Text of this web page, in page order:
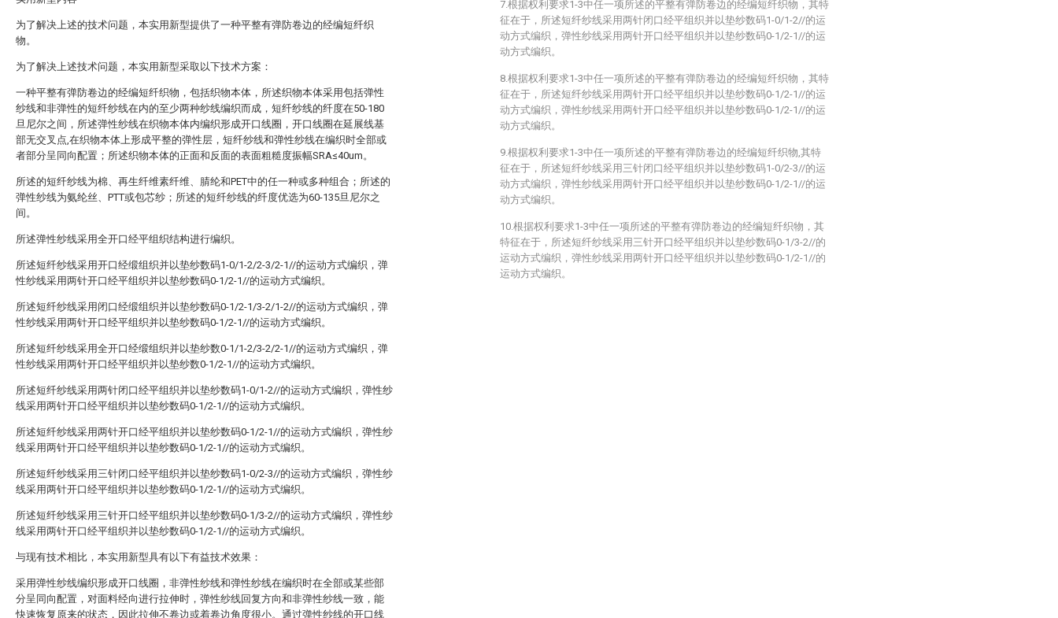
为了解决上述的技术问题，本实用新型提供了一种平整有弹防卷边的经编短纤织
物。
为了解决上述技术问题，本实用新型采取以下技术方案：
一种平整有弹防卷边的经编短纤织物，包括织物本体，所述织物本体采用包括弹性
纱线和非弹性的短纤纱线在内的至少两种纱线编织而成，短纤纱线的纤度在50-180
旦尼尔之间，所述弹性纱线在织物本体内编织形成开口线圈，开口线圈在延展线基
部无交叉点,在织物本体上形成平整的弹性层，短纤纱线和弹性纱线在编织时全部或
者部分呈同向配置；所述织物本体的正面和反面的表面粗糙度振幅SRA≤40um。
所述的短纤纱线为棉、再生纤维素纤维、腈纶和PET中的任一种或多种组合；所述的
弹性纱线为氨纶丝、PTT或包芯纱；所述的短纤纱线的纤度优选为60-135旦尼尔之
间。
所述弹性纱线采用全开口经平组织结构进行编织。
所述短纤纱线采用开口经缎组织并以垫纱数码1-0/1-2/2-3/2-1//的运动方式编织，弹
性纱线采用两针开口经平组织并以垫纱数码0-1/2-1//的运动方式编织。
所述短纤纱线采用闭口经缎组织并以垫纱数码0-1/2-1/3-2/1-2//的运动方式编织，弹
性纱线采用两针开口经平组织并以垫纱数码0-1/2-1//的运动方式编织。
所述短纤纱线采用全开口经缎组织并以垫纱数0-1/1-2/3-2/2-1//的运动方式编织，弹
性纱线采用两针开口经平组织并以垫纱数0-1/2-1//的运动方式编织。
所述短纤纱线采用两针闭口经平组织并以垫纱数码1-0/1-2//的运动方式编织，弹性纱
线采用两针开口经平组织并以垫纱数码0-1/2-1//的运动方式编织。
所述短纤纱线采用两针开口经平组织并以垫纱数码0-1/2-1//的运动方式编织，弹性纱
线采用两针开口经平组织并以垫纱数码0-1/2-1//的运动方式编织。
所述短纤纱线采用三针闭口经平组织并以垫纱数码1-0/2-3//的运动方式编织，弹性纱
线采用两针开口经平组织并以垫纱数码0-1/2-1//的运动方式编织。
所述短纤纱线采用三针开口经平组织并以垫纱数码0-1/3-2//的运动方式编织，弹性纱
线采用两针开口经平组织并以垫纱数码0-1/2-1//的运动方式编织。
与现有技术相比，本实用新型具有以下有益技术效果：
采用弹性纱线编织形成开口线圈，非弹性纱线和弹性纱线在编织时在全部或某些部
分呈同向配置，对面料经向进行拉伸时，弹性纱线回复方向和非弹性纱线一致，能
快速恢复原来的状态，因此拉伸不卷边或着卷边角度很小。通过弹性纱线的开口线
7.根据权利要求1-3中任一项所述的平整有弹防卷边的经编短纤织物，其特
征在于，所述短纤纱线采用两针闭口经平组织并以垫纱数码1-0/1-2//的运
动方式编织，弹性纱线采用两针开口经平组织并以垫纱数码0-1/2-1//的运
动方式编织。
8.根据权利要求1-3中任一项所述的平整有弹防卷边的经编短纤织物，其特
征在于，所述短纤纱线采用两针开口经平组织并以垫纱数码0-1/2-1//的运
动方式编织，弹性纱线采用两针开口经平组织并以垫纱数码0-1/2-1//的运
动方式编织。
9.根据权利要求1-3中任一项所述的平整有弹防卷边的经编短纤织物,其特
征在于，所述短纤纱线采用三针闭口经平组织并以垫纱数码1-0/2-3//的运
动方式编织，弹性纱线采用两针开口经平组织并以垫纱数码0-1/2-1//的运
动方式编织。
10.根据权利要求1-3中任一项所述的平整有弹防卷边的经编短纤织物，其
特征在于，所述短纤纱线采用三针开口经平组织并以垫纱数码0-1/3-2//的
运动方式编织，弹性纱线采用两针开口经平组织并以垫纱数码0-1/2-1//的
运动方式编织。